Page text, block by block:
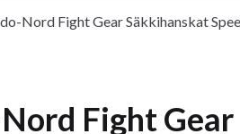
Nord Fight Gear Säkkihanskat
Fight Gear